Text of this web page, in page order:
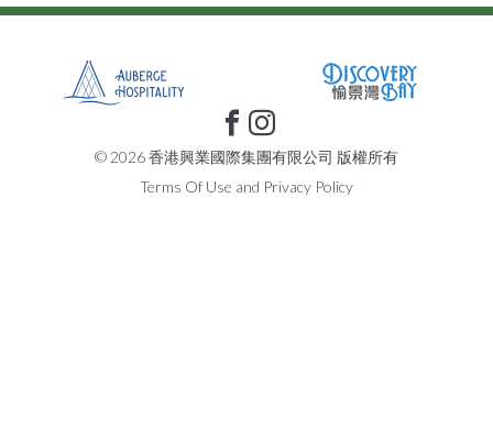
© 2026 香港興業國際集團有限公司 版權所有
Terms Of Use and Privacy Policy